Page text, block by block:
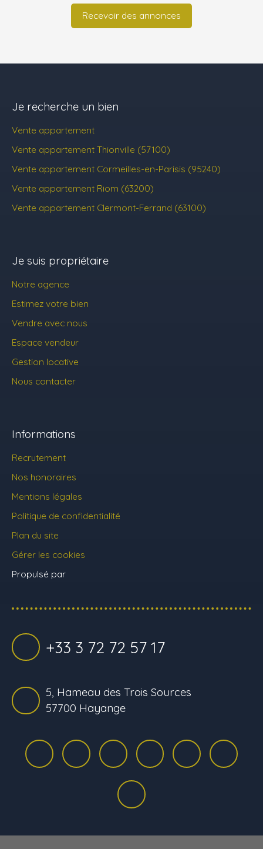
Recevoir des annonces
Je recherche un bien
Vente appartement
Vente appartement Thionville (57100)
Vente appartement Cormeilles-en-Parisis (95240)
Vente appartement Riom (63200)
Vente appartement Clermont-Ferrand (63100)
Je suis propriétaire
Notre agence
Estimez votre bien
Vendre avec nous
Espace vendeur
Gestion locative
Nous contacter
Informations
Recrutement
Nos honoraires
Mentions légales
Politique de confidentialité
Plan du site
Gérer les cookies
Propulsé par
+33 3 72 72 57 17
5, Hameau des Trois Sources
57700 Hayange